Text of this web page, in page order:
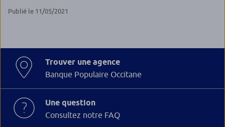
Publié le 11/05/2021
Trouver une agence
Banque Populaire Occitane
Une question
Consultez notre FAQ